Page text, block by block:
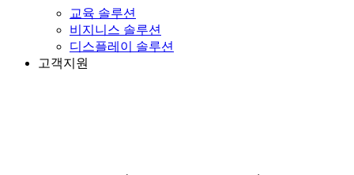
교육 솔루션
비지니스 솔루션
디스플레이 솔루션
고객지원